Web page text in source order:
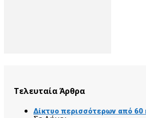
Τελευταία Άρθρα
Δίκτυο περισσότερων από